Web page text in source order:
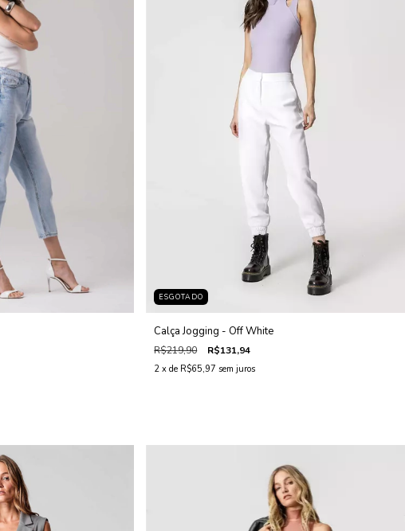
ESGOTADO
Calça Jogging - Off White
R$219,90 R$131,94
2 x de R$65,97 sem juros